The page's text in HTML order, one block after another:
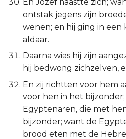
En Jozef haastte zich;
ontstak jegens zijn
wenen; en hij ging in een
aldaar.
Daarna wies hij zijn
hij bedwong zichzelven,
En zij richtten voor hem
voor hen in het
Egyptenaren, die met
bijzonder; want de
brood eten met de